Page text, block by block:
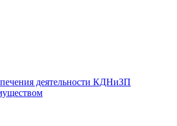
деятельности КДНиЗП